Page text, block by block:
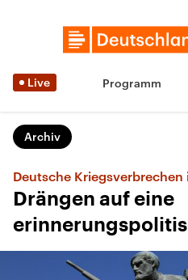
Live Programm
Archiv
Deutsche Kriegsverbrechen
Drängen auf eine